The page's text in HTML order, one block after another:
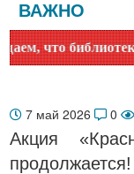
ВАЖНО
библиотеки с
7 май 2026 0
Акция
продолжается!